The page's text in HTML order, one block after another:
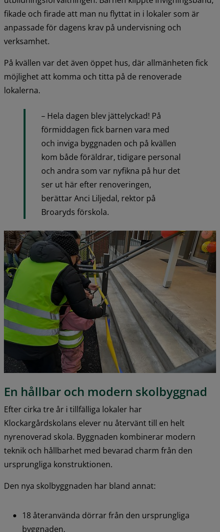
fikade och firade att man nu flyttat in i lokaler som är
anpassade för dagens krav på undervisning och
verksamhet.
På kvällen var det även öppet hus, där allmänheten fick
möjlighet att komma och titta på de renoverade
lokalerna.
– Hela dagen blev jättelyckad! På
förmiddagen fick barnen vara med
och inviga byggnaden och på kvällen
kom både föräldrar, tidigare personal
och andra som var nyfikna på hur det
ser ut här efter renoveringen,
berättar Anci Liljedal, rektor på
Broaryds förskola.
En hållbar och modern skolbyggnad
Efter cirka tre år i tillfälliga lokaler har
Klockargårdskolans elever nu återvänt till en helt
nyrenoverad skola. Byggnaden kombinerar modern
teknik och hållbarhet med bevarad charm från den
ursprungliga konstruktionen.
Den nya skolbyggnaden har bland annat:
18 återanvända dörrar från den ursprungliga
byggnaden.